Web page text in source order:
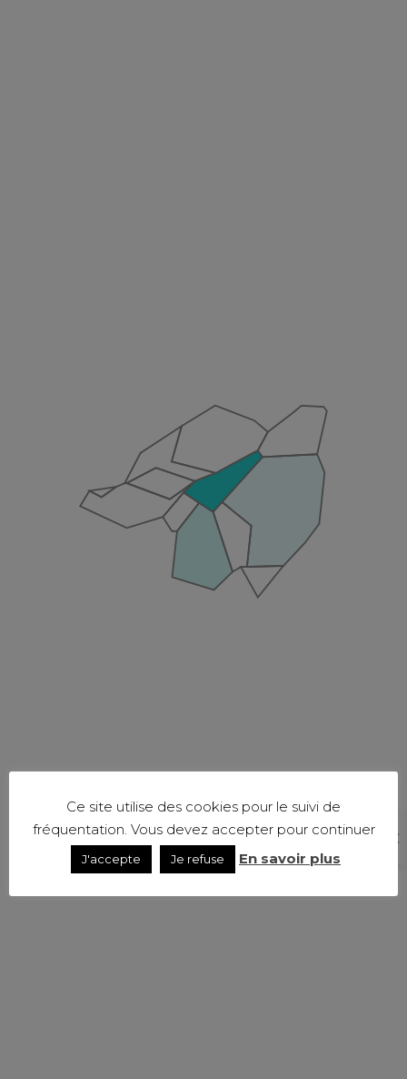
Ce site utilise des cookies pour le suivi de
fréquentation. Vous devez accepter pour continuer
J'accepte Je refuse En savoir plus